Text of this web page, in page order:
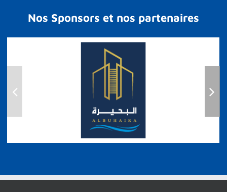
Nos Sponsors et nos partenaires